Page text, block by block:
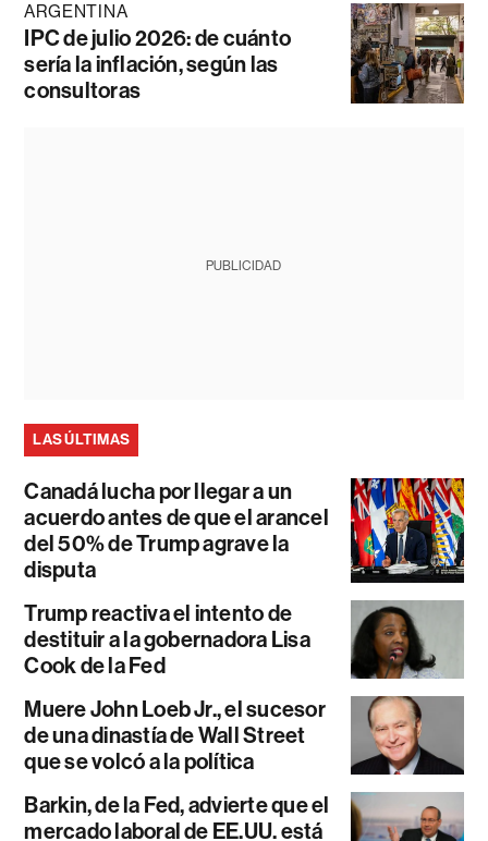
ARGENTINA
IPC de julio 2026: de cuánto
sería la inflación, según las
consultoras
PUBLICIDAD
LAS ÚLTIMAS
Canadá lucha por llegar a un
acuerdo antes de que el arancel
del 50% de Trump agrave la
disputa
Trump reactiva el intento de
destituir a la gobernadora Lisa
Cook de la Fed
Muere John Loeb Jr., el sucesor
de una dinastía de Wall Street
que se volcó a la política
Barkin, de la Fed, advierte que el
mercado laboral de EE.UU. está